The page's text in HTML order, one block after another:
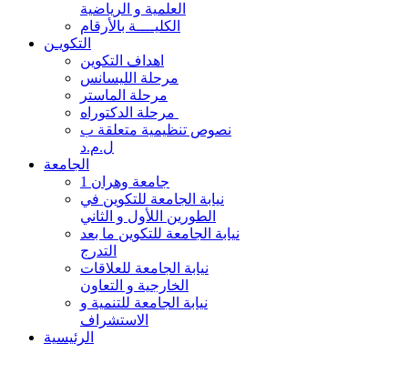
العلمية و الرياضية
الكليــــة بالأرقام
التكويـن
اهداف التكوين
مرحلة الليسانس
مرحلة الماستر
نصوص تنظيمية متعلقة ب
ل.م.د
الجامعة
جامعة وهران 1
نيابة الجامعة للتكوين في
الطورين اللأول و الثاني
نيابة الجامعة للتكوين ما بعد
التدرج
نيابة الجامعة للعلاقات
الخارجية و التعاون
نيابة الجامعة للتنمية و
الاستشراف
الرئيسية